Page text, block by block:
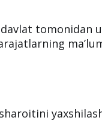
kasbiy
tomonidan